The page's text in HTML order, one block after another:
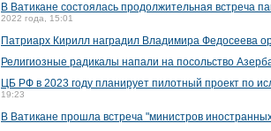
В Ватикане состоялась продолжительная встреча
2022 года, 15:01
Патриарх Кирилл наградил Владимира Федосеева
Религиозные радикалы напали на посольство
ЦБ РФ в 2023 году планирует пилотный проект по
19:23
В Ватикане прошла встреча "министров